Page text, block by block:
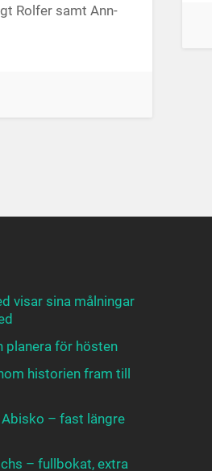
Rolfer samt Ann-
visar sina målningar
planera för hösten
historien fram till
– fast längre
– fullbokat, extra